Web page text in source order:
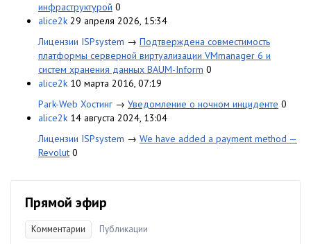
инфраструктурой 0
alice2k 29 апреля 2026, 15:34
Лицензии ISPsystem → Подтверждена совместимость
платформы серверной виртуализации VMmanager 6 и
систем хранения данных BAUM-Inform 0
alice2k 10 марта 2016, 07:19
Park-Web Хостинг → Уведомление о ночном инциденте 0
alice2k 14 августа 2024, 13:04
Лицензии ISPsystem → We have added a payment method —
Revolut 0
Прямой эфир
Комментарии Публикации